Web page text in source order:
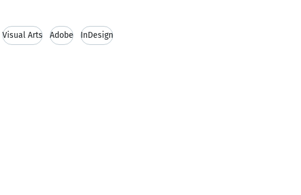
Visual Arts Adobe InDesign